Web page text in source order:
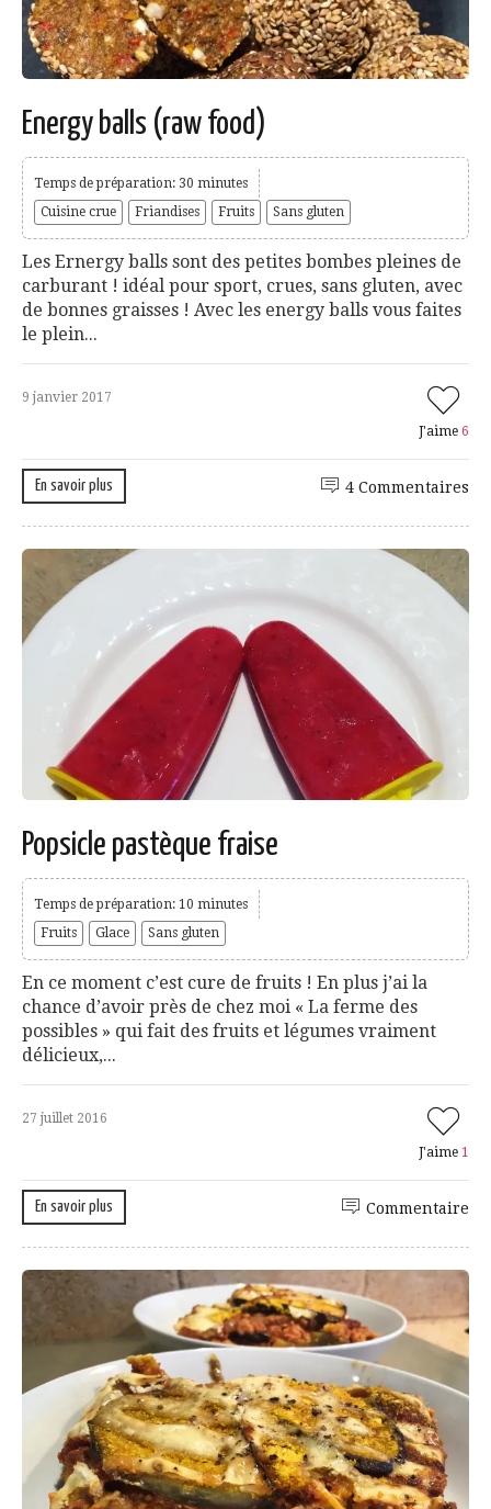
Energy balls (raw food)
Temps de préparation: 30 minutes
Cuisine crue
Friandises Fruits Sans gluten
Les Ernergy balls sont des petites bombes pleines de
carburant ! idéal pour sport, crues, sans gluten, avec
de bonnes graisses ! Avec les energy balls vous faites
le plein...
9 janvier 2017
J'aime 6
En savoir plus 4 Commentaires
Popsicle pastèque fraise
Temps de préparation: 10 minutes
Fruits
Glace Sans gluten
En ce moment c’est cure de fruits ! En plus j’ai la
chance d’avoir près de chez moi « La ferme des
possibles » qui fait des fruits et légumes vraiment
délicieux,...
27 juillet 2016
J'aime 1
En savoir plus Commentaire